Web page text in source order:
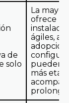
de
solo
La
ofrece
ágiles,
adopción
pueden
más